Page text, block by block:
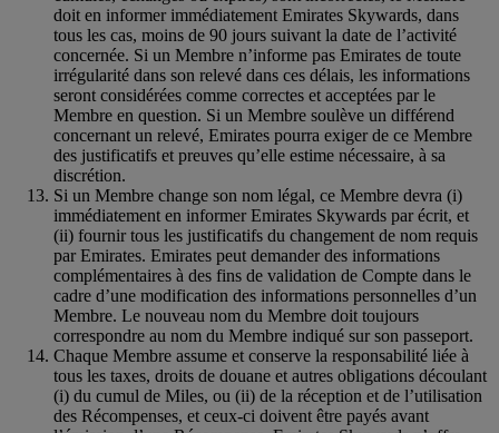
doit en informer immédiatement Emirates Skywards, dans
tous les cas, moins de 90 jours suivant la date de l’activité
concernée. Si un Membre n’informe pas Emirates de toute
irrégularité dans son relevé dans ces délais, les informations
seront considérées comme correctes et acceptées par le
Membre en question. Si un Membre soulève un différend
concernant un relevé, Emirates pourra exiger de ce Membre
des justificatifs et preuves qu’elle estime nécessaire, à sa
discrétion.
Si un Membre change son nom légal, ce Membre devra (i)
immédiatement en informer Emirates Skywards par écrit, et
(ii) fournir tous les justificatifs du changement de nom requis
par Emirates. Emirates peut demander des informations
complémentaires à des fins de validation de Compte dans le
cadre d’une modification des informations personnelles d’un
Membre. Le nouveau nom du Membre doit toujours
correspondre au nom du Membre indiqué sur son passeport.
Chaque Membre assume et conserve la responsabilité liée à
tous les taxes, droits de douane et autres obligations découlant
(i) du cumul de Miles, ou (ii) de la réception et de l’utilisation
des Récompenses, et ceux-ci doivent être payés avant